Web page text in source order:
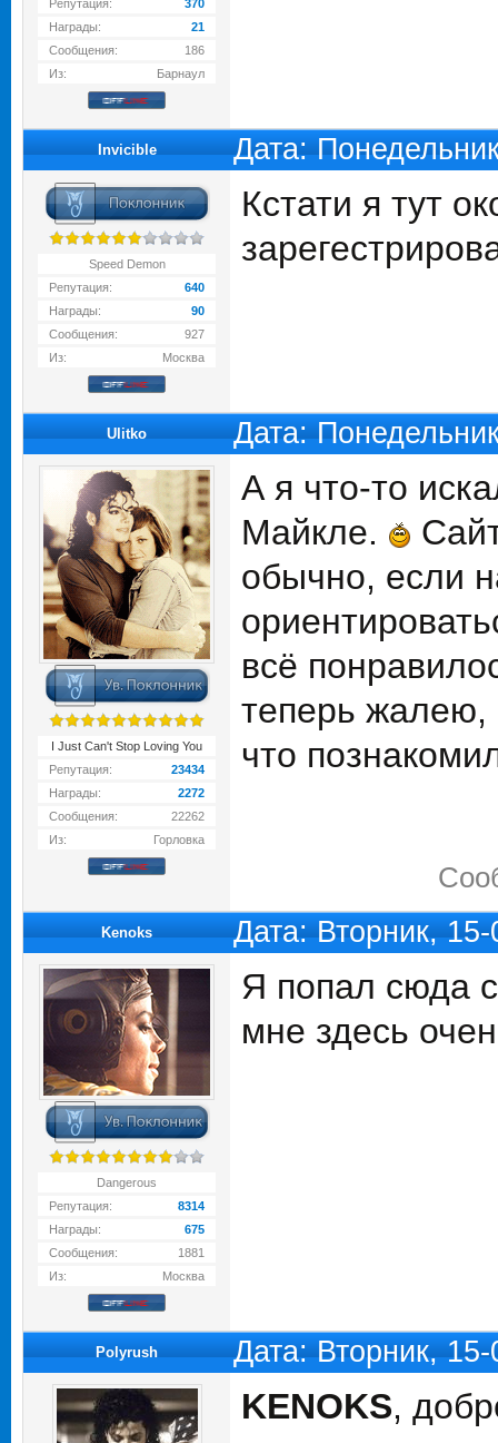
Репутация:
370
Награды:
21
Сообщения:
186
Из:
Барнаул
Invicible Дата:
Speed Demon
Репутация:
640
Награды:
90
Сообщения:
927
Из:
Москва
Кстати я тут
Ulitko Дата:
I Just Can't Stop Loving You
Репутация:
23434
Награды:
2272
Сообщения:
22262
Из:
Горловка
А я что-то
Майкле.
обычно, если
всё
теперь жалею,
что
Kenoks Дата: Вторник,
Dangerous
Репутация:
8314
Награды:
675
Сообщения:
1881
Из:
Москва
Я попал сюда
мне здесь
Polyrush Дата: Вторник,
KENOKS,